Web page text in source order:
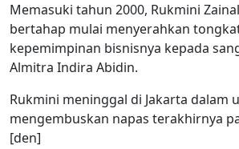
Memasuki tahun 2000, Rukmini
bertahap mulai menyerahkan
kepemimpinan bisnisnya kepada
Almitra Indira Abidin.
Rukmini meninggal di Jakarta dalam
mengembuskan napas terakhirnya
[den]